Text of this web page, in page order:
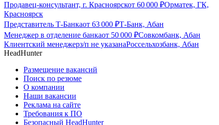
Продавец-консультант, г. Красноярскот 60 000 ₽Орматек, ГК,
Красноярск
Представитель Т-Банкаот 63 000 ₽Т-Банк, Абан
Менеджер в отделение банкаот 50 000 ₽Совкомбанк, Абан
Клиентский менеджерз/п не указанаРоссельхозбанк, Абан
HeadHunter
Размещение вакансий
Поиск по резюме
О компании
Наши вакансии
Реклама на сайте
Требования к ПО
Безопасный HeadHunter